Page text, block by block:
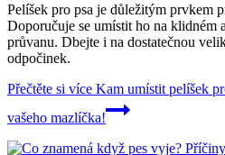
Pelíšek pro psa je důležitým prvkem
Doporučuje se umístit ho na klidném
průvanu. Dbejte i na dostatečnou
odpočinek.
Přečtěte si více Kam umístit pelíšek
vašeho mazlíčka!